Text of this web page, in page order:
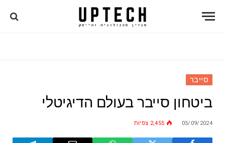
סייבר
ביטחון סייבר בעולם הדיגיטלי
05/09/2024
2,455 צפיות